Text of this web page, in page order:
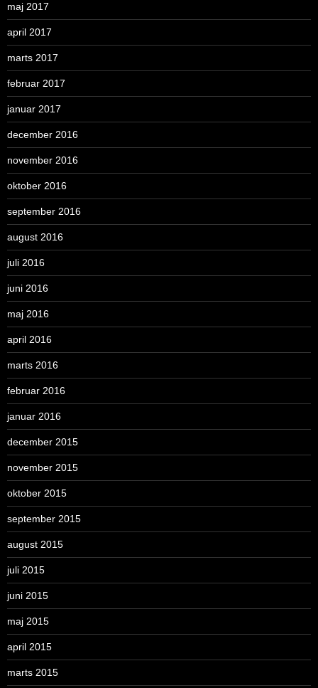
maj 2017
april 2017
marts 2017
februar 2017
januar 2017
december 2016
november 2016
oktober 2016
september 2016
august 2016
juli 2016
juni 2016
maj 2016
april 2016
marts 2016
februar 2016
januar 2016
december 2015
november 2015
oktober 2015
september 2015
august 2015
juli 2015
juni 2015
maj 2015
april 2015
marts 2015